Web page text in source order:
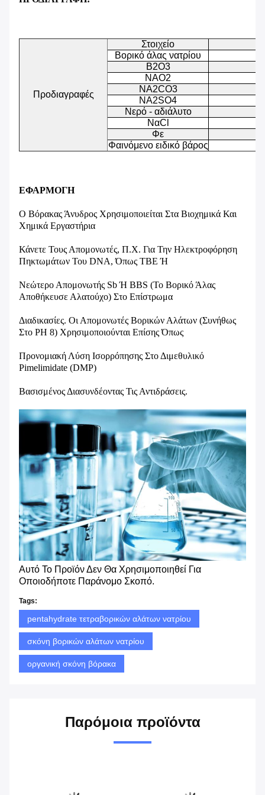
Προδιαγραφές
Στοιχείο
Βορικό άλας νατρίου
B2O3
NAO2
NA2CO3
NA2SO4
Νερό - αδιάλυτο
ΝαCl
Φε
Φαινόμενο ειδικό βάρος
ΕΦΑΡΜΟΓΗ
Ο Βόρακας Άνυδρος Χρησιμοποιείται Στα Βιοχημικά Και
Χημικά Εργαστήρια
Κάνετε Τους Απομονωτές, Π.χ. Για Την Ηλεκτροφόρηση
Πηκτωμάτων Του DNA, Όπως TBE Ή
Νεώτερο Απομονωτής Sb Ή BBS (το Βορικό Άλας
Αποθήκευσε Αλατούχο) Στο Επίστρωμα
Διαδικασίες. Οι Απομονωτές Βορικών Αλάτων (συνήθως
Στο PH 8) Χρησιμοποιούνται Επίσης Όπως
Προνομιακή Λύση Ισορρόπησης Στο Διμεθυλικό
Pimelimidate (DMP)
Βασισμένος Διασυνδέοντας Τις Αντιδράσεις.
Αυτό Το Προϊόν Δεν Θα Χρησιμοποιηθεί Για
Οποιοδήποτε Παράνομο Σκοπό.
Tags:
pentahydrate τετραβορικών αλάτων νατρίου
σκόνη βορικών αλάτων νατρίου
οργανική σκόνη βόρακα
Παρόμοια προϊόντα